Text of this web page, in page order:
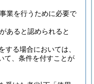
業を行うために必要で
あると認められると
する場合においては、
て、条件を付すことが